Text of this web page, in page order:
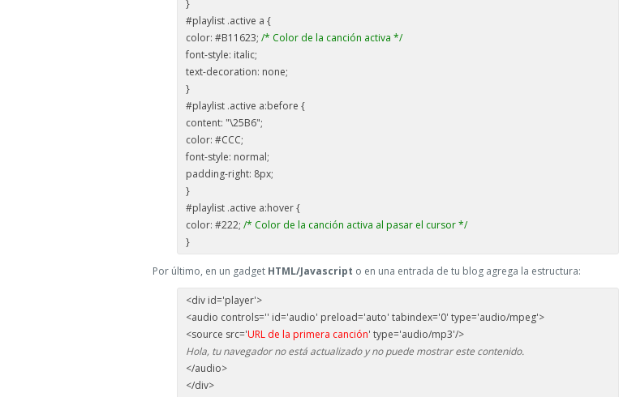
}
#playlist .active a {
color: #B11623; /* Color de la canción activa */
font-style: italic;
text-decoration: none;
}
#playlist .active a:before {
content: "\25B6";
color: #CCC;
font-style: normal;
padding-right: 8px;
}
#playlist .active a:hover {
color: #222; /* Color de la canción activa al pasar el cursor */
}
Por último, en un gadget HTML/Javascript o en una entrada de tu blog agrega la estructura:
<div id='player'>
<audio controls='' id='audio' preload='auto' tabindex='0' type='audio/mpeg'>
<source src='URL de la primera canción' type='audio/mp3'/>
Hola, tu navegador no está actualizado y no puede mostrar este contenido.
</audio>
</div>